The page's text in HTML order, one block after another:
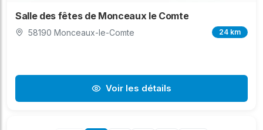
Salle des fêtes de Monceaux le Comte
58190 Monceaux-le-Comte 24 km
Voir les détails